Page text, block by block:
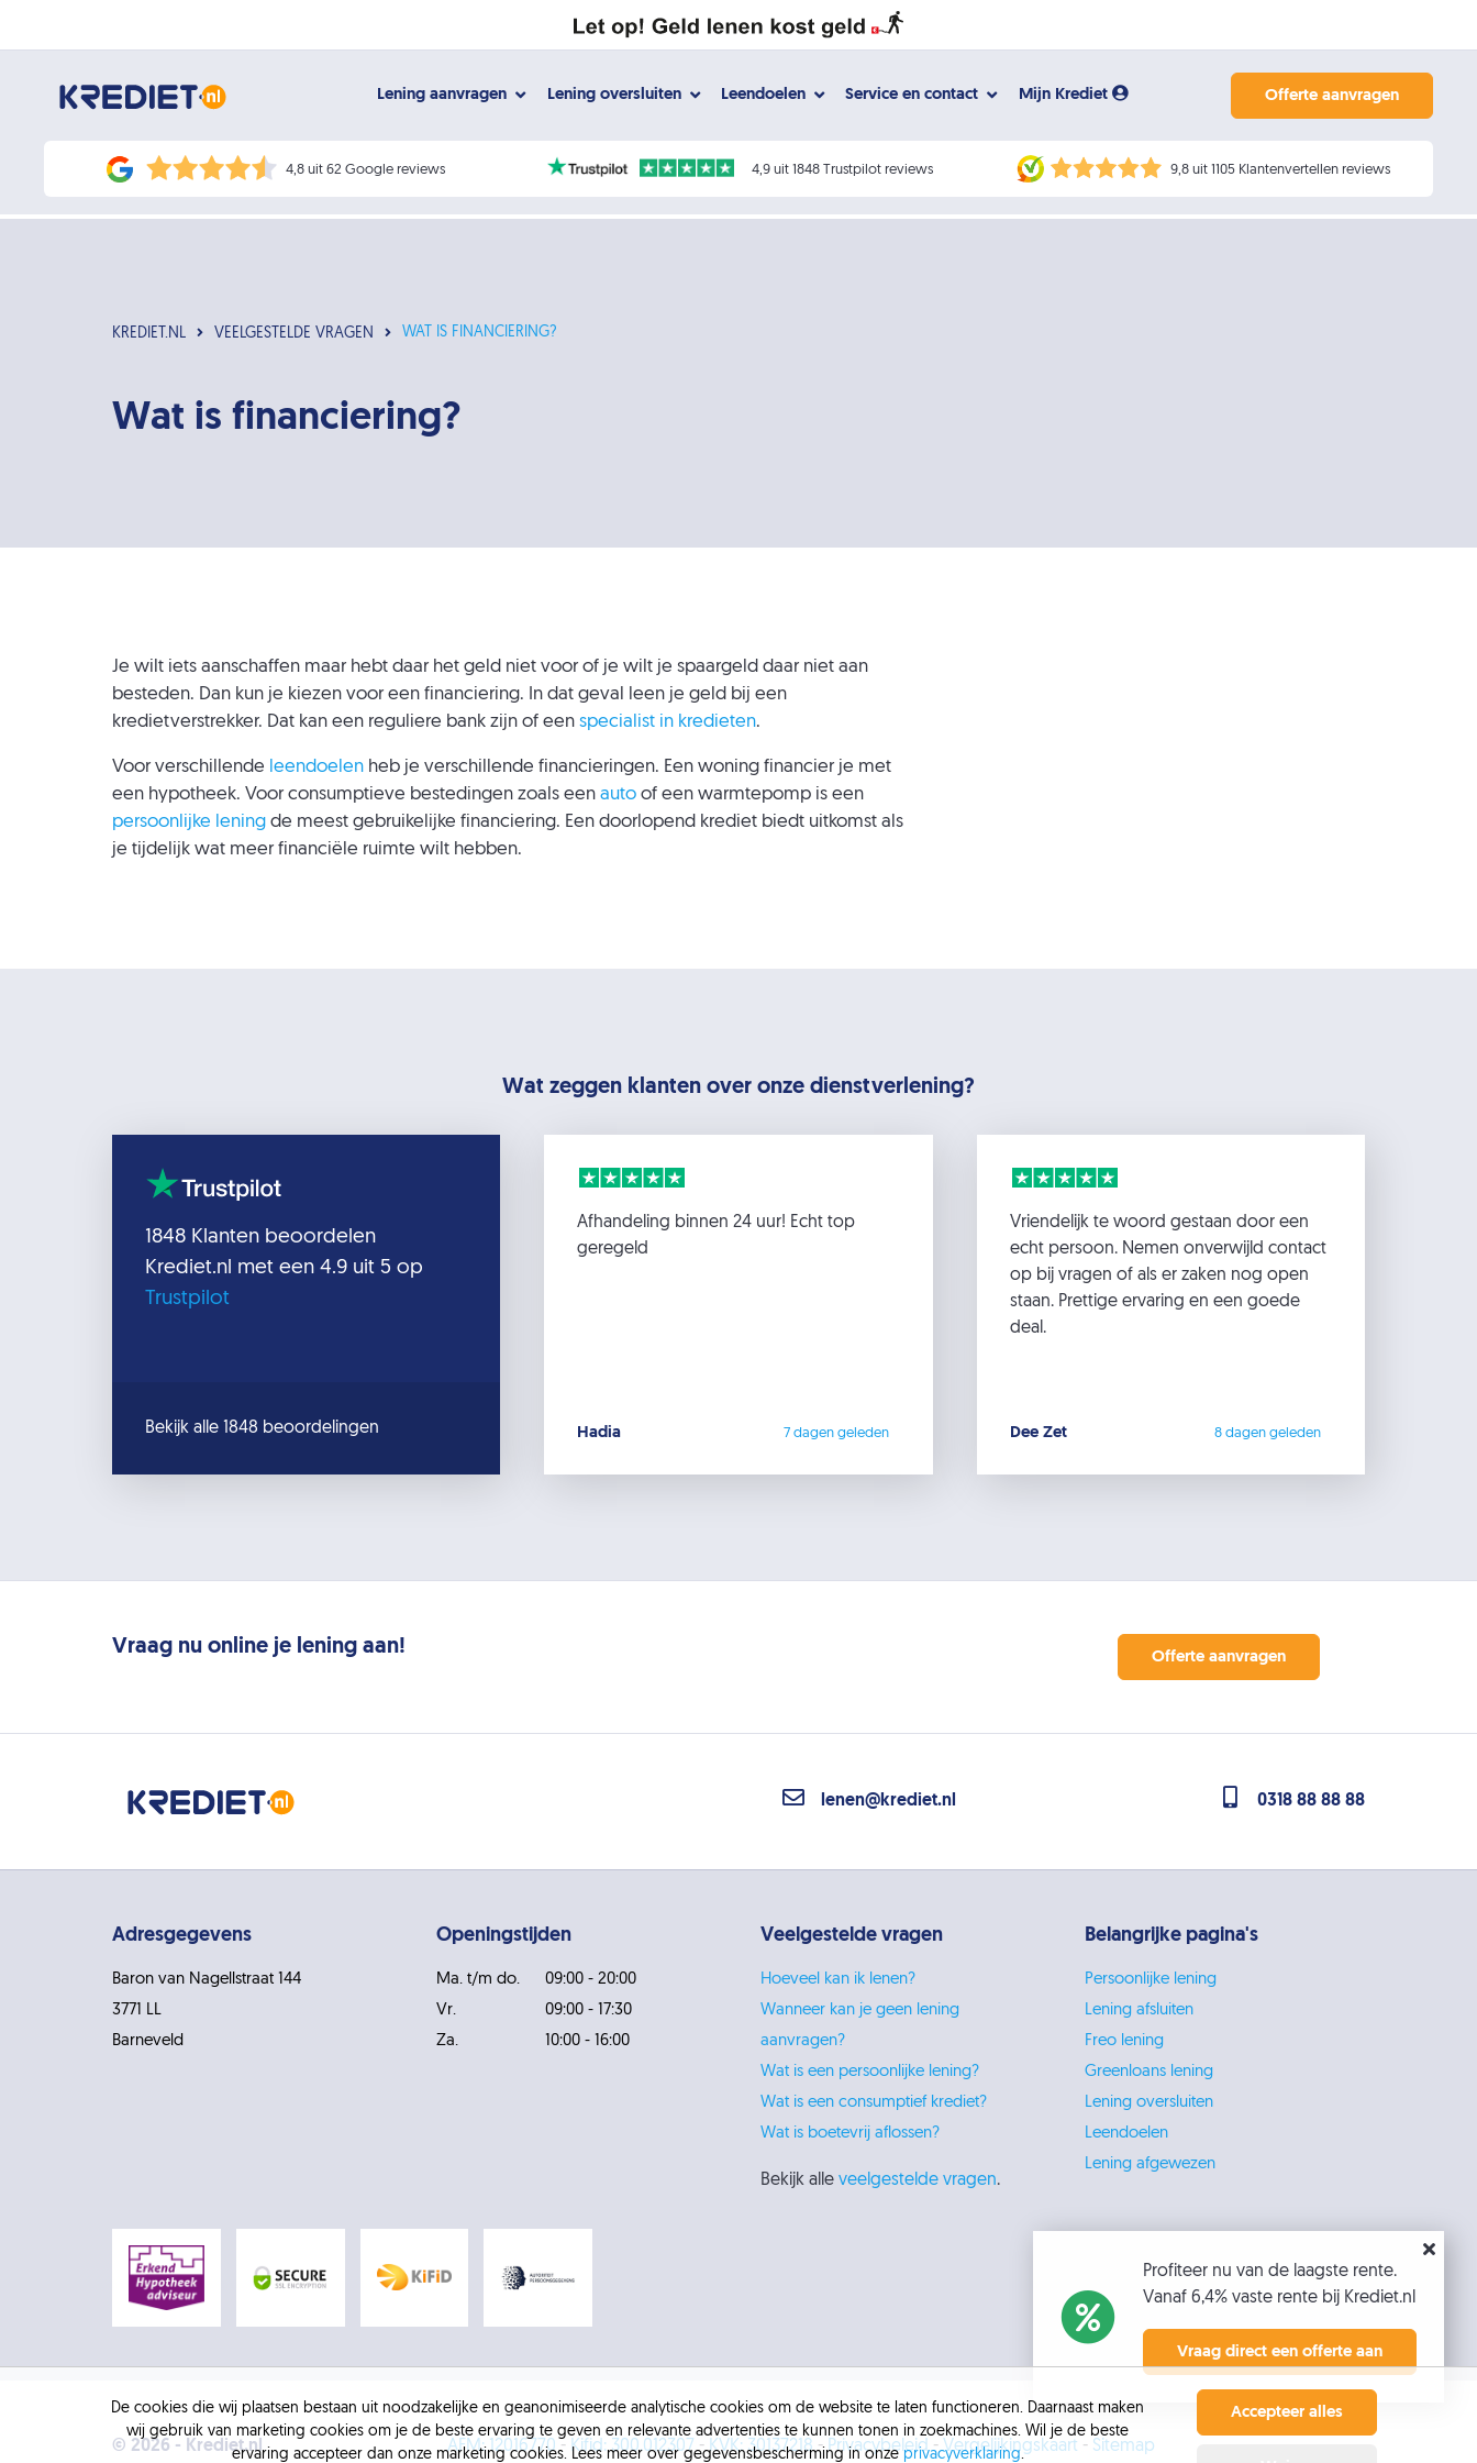
Lening aanvragen Lening oversluiten Leendoelen Service en contact Mijn Krediet Offerte aanvragen
4,8 uit 62 Google reviews 4,9 uit 1848 Trustpilot reviews 9,8 uit 1105 Klantenvertellen reviews
KREDIET.NL VEELGESTELDE VRAGEN WAT IS FINANCIERING?
Wat is financiering?
Je wilt iets aanschaffen maar hebt daar het geld niet voor of je wilt je spaargeld daar niet aan
besteden. Dan kun je kiezen voor een financiering. In dat geval leen je geld bij een
kredietverstrekker. Dat kan een reguliere bank zijn of een specialist in kredieten.
Voor verschillende leendoelen heb je verschillende financieringen. Een woning financier je met
een hypotheek. Voor consumptieve bestedingen zoals een auto of een warmtepomp is een
persoonlijke lening de meest gebruikelijke financiering. Een doorlopend krediet biedt uitkomst als
je tijdelijk wat meer financiële ruimte wilt hebben.
Wat zeggen klanten over onze dienstverlening?
1848 Klanten beoordelen
Krediet.nl met een 4.9 uit 5 op
Trustpilot
Bekijk alle 1848 beoordelingen
Afhandeling binnen 24 uur! Echt top
geregeld
Hadia 7 dagen geleden
Vriendelijk te woord gestaan door een
echt persoon. Nemen onverwijld contact
op bij vragen of als er zaken nog open
staan. Prettige ervaring en een goede
deal.
Dee Zet 8 dagen geleden
Vraag nu online je lening aan! Offerte aanvragen
lenen@krediet.nl 0318 88 88 88
Adresgegevens
Baron van Nagellstraat 144
3771 LL
Barneveld
Openingstijden
Ma. t/m do.
09:00 - 20:00
Vr.
09:00 - 17:30
Za.
10:00 - 16:00
Veelgestelde vragen
Hoeveel kan ik lenen?
Wanneer kan je geen lening
aanvragen?
Wat is een persoonlijke lening?
Wat is een consumptief krediet?
Wat is boetevrij aflossen?
Bekijk alle veelgestelde vragen.
Belangrijke pagina's
Persoonlijke lening
Lening afsluiten
Freo lening
Greenloans lening
Lening oversluiten
Leendoelen
Lening afgewezen
© 2026 - Krediet.nl AFM: 12016770 - Kifid: 300.012307 -KVK: 30137218 -Privacybeleid -Vergelijkingskaart - Sitemap
De cookies die wij plaatsen bestaan uit noodzakelijke en geanonimiseerde analytische cookies om de website te laten functioneren. Daarnaast maken
wij gebruik van marketing cookies om je de beste ervaring te geven en relevante advertenties te kunnen tonen in zoekmachines. Wil je de beste
ervaring accepteer dan onze marketing cookies. Lees meer over gegevensbescherming in onzeprivacyverklaring.
Accepteer alles
Profiteer nu van de laagste rente.
Vanaf 6,4% vaste rente bij Krediet.nl
Vraag direct een offerte aan